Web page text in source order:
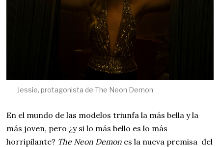
Jessie, protagonista de The Neon Demon
En el mundo de las modelos triunfa la más bella y la
más joven, pero ¿y si lo más bello es lo más
horripilante? The Neon Demon es la nueva premisa del